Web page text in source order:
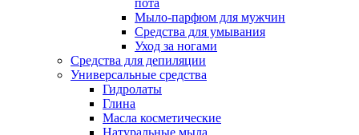
пота
Мыло-парфюм для мужчин
Средства для умывания
Уход за ногами
Средства для депиляции
Универсальные средства
Гидролаты
Глина
Масла косметические
Натуральные мыла